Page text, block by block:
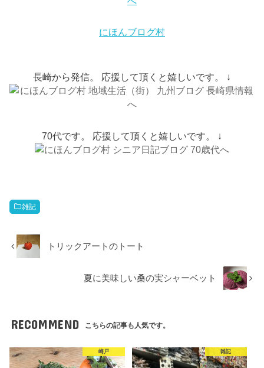
にほんブログ村
長崎から発信。 応援して頂くと嬉しいです。 ↓
70代です。 応援して頂くと嬉しいです。 ↓
雑記
トリックアートのトート
夏に美味しい桑の実シャーベット
RECOMMEND こちらの記事も人気です。
崎戸 雑記